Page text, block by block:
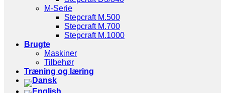
M-Serie
Stepcraft M.500
Stepcraft M.700
Stepcraft M.1000
Brugte
Maskiner
Tilbehør
Træning og læring